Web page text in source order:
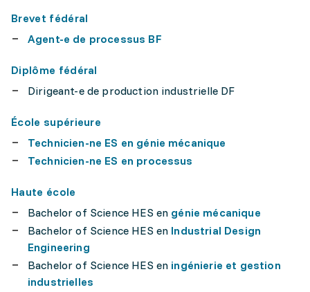
Brevet fédéral
Agent-e de processus BF
Diplôme fédéral
Dirigeant-e de production industrielle DF
École supérieure
Technicien-ne ES en génie mécanique
Technicien-ne ES en processus
Haute école
Bachelor of Science HES en génie mécanique
Bachelor of Science HES en Industrial Design
Engineering
Bachelor of Science HES en ingénierie et gestion
industrielles